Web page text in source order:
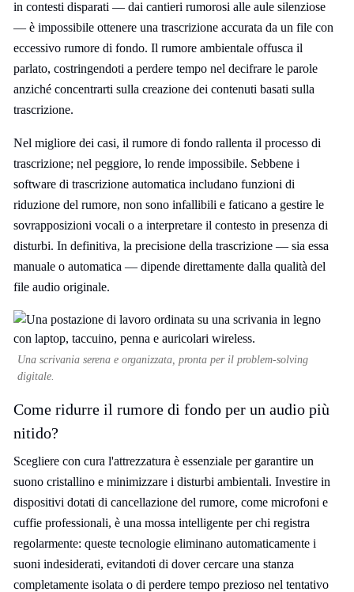
in contesti disparati — dai cantieri rumorosi alle aule silenziose
— è impossibile ottenere una trascrizione accurata da un file con
eccessivo rumore di fondo. Il rumore ambientale offusca il
parlato, costringendoti a perdere tempo nel decifrare le parole
anziché concentrarti sulla creazione dei contenuti basati sulla
trascrizione.
Nel migliore dei casi, il rumore di fondo rallenta il processo di
trascrizione; nel peggiore, lo rende impossibile. Sebbene i
software di trascrizione automatica includano funzioni di
riduzione del rumore, non sono infallibili e faticano a gestire le
sovrapposizioni vocali o a interpretare il contesto in presenza di
disturbi. In definitiva, la precisione della trascrizione — sia essa
manuale o automatica — dipende direttamente dalla qualità del
file audio originale.
Una scrivania serena e organizzata, pronta per il problem-solving
digitale.
Come ridurre il rumore di fondo per un audio più
nitido?
Scegliere con cura l'attrezzatura è essenziale per garantire un
suono cristallino e minimizzare i disturbi ambientali. Investire in
dispositivi dotati di cancellazione del rumore, come microfoni e
cuffie professionali, è una mossa intelligente per chi registra
regolarmente: queste tecnologie eliminano automaticamente i
suoni indesiderati, evitandoti di dover cercare una stanza
completamente isolata o di perdere tempo prezioso nel tentativo